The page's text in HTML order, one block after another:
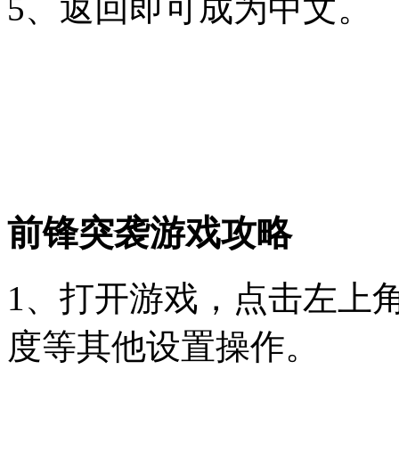
5、返回即可成为中文。
前锋突袭游戏攻略
1、打开游戏，点击左上
度等其他设置操作。